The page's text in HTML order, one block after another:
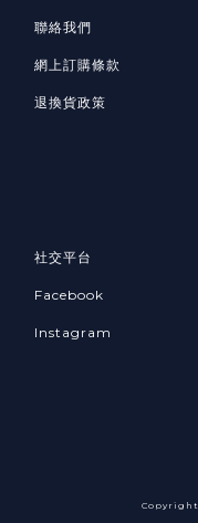
聯絡我們
網上訂購條款
退換貨政策
社交平台
Facebook
Instagram